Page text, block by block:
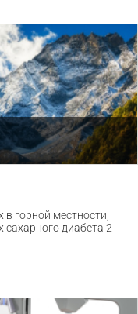
горной местности,
сахарного диабета 2